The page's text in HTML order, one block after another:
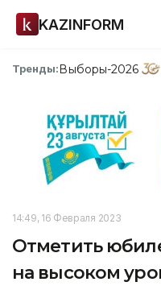
KAZINFORM
Тренды:Выборы-2026
14:49, 16 Февраля 2023
Отметить
на высоком